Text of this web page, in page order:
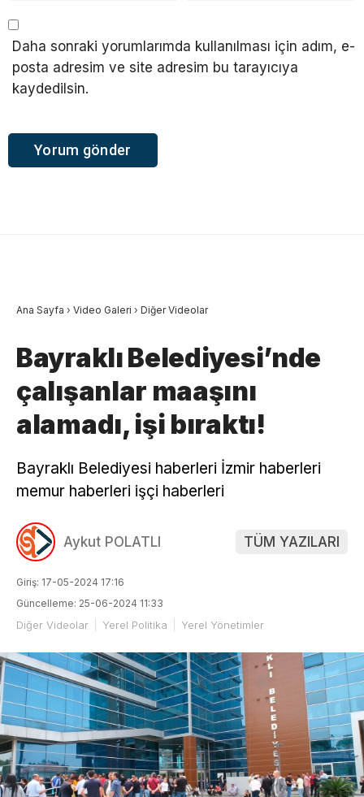
Daha sonraki yorumlarımda kullanılması için adım, e-
posta adresim ve site adresim bu tarayıcıya
kaydedilsin.
Ana Sayfa › Video Galeri › Diğer Videolar
Bayraklı Belediyesi’nde
çalışanlar maaşını
alamadı, işi bıraktı!
Bayraklı Belediyesi haberleri İzmir haberleri
memur haberleri işçi haberleri
Aykut POLATLI TÜM YAZILARI
Giriş: 17-05-2024 17:16
Güncelleme: 25-06-2024 11:33
Diğer Videolar Yerel Politika Yerel Yönetimler